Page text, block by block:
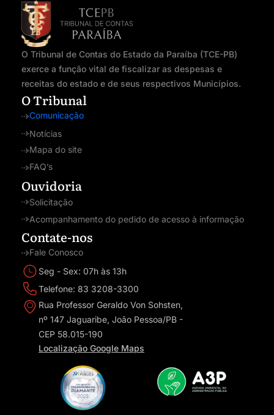
O Tribunal de Contas do Estado da Paraíba (TCE-PB)
exerce a função vital de fiscalizar as despesas e
receitas do estado e de seus respectivos Municípios.
O Tribunal
Comunicação
Notícias
Mapa do site
FAQ’s
Ouvidoria
Solicitação
Acompanhamento do pedido de acesso à informação
Contate-nos
Fale Conosco
Seg - Sex: 07h às 13h
Telefone: 83 3208-3300
Rua Professor Geraldo Von Sohsten,
nº 147 Jaguaribe, João Pessoa/PB -
CEP 58.015-190
Localização Google Maps